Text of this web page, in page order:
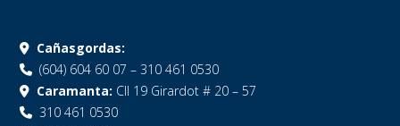
Cañasgordas:
(604) 604 60 07 – 310 461 0530
Caramanta: Cll 19 Girardot # 20 – 57
310 461 0530